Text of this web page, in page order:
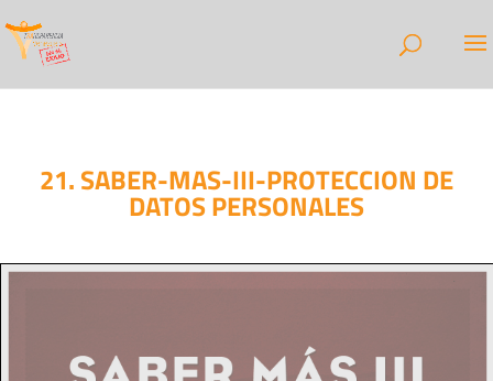
21. SABER-MAS-III-PROTECCION DE
DATOS PERSONALES